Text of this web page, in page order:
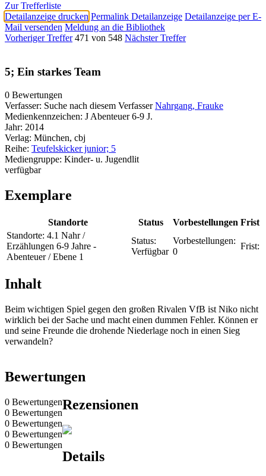
Zur Trefferliste
Detailanzeige drucken Permalink Detailanzeige Detailanzeige per E-
Mail versenden Meldung an die Bibliothek
Vorheriger Treffer 471 von 548 Nächster Treffer
5; Ein starkes Team
0 Bewertungen
Verfasser: Suche nach diesem Verfasser Nahrgang, Frauke
Medienkennzeichen: J Abenteuer 6-9 J.
Jahr: 2014
Verlag: München, cbj
Reihe: Teufelskicker junior; 5
Mediengruppe: Kinder- u. Jugendlit
verfügbar
Exemplare
Standorte Status Vorbestellungen Frist
Standorte: 4.1 Nahr /
Erzählungen 6-9 Jahre -
Abenteuer / Ebene 1
Status:
Verfügbar
Vorbestellungen:
0
Frist:
Inhalt
Beim wichtigen Spiel gegen den großen Rivalen VfB ist Niko nicht
wirklich bei der Sache und macht einen dummen Fehler. Können er
und seine Freunde die drohende Niederlage noch in einen Sieg
verwandeln?
Bewertungen
0 Bewertungen
0 Bewertungen
0 Bewertungen
0 Bewertungen
0 Bewertungen
Rezensionen
Details